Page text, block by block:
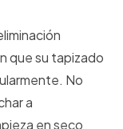
que su tapizado
No
a
en seco